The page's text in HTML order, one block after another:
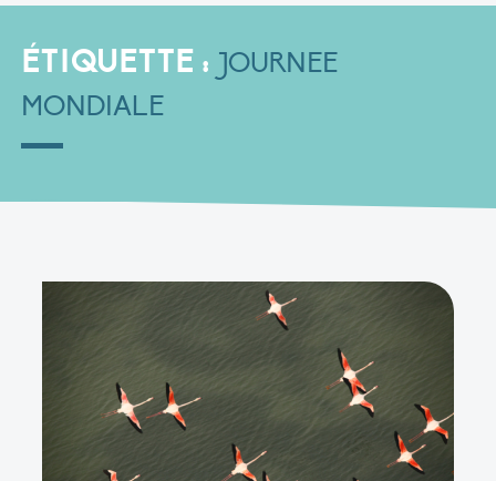
ÉTIQUETTE : JOURNEE
MONDIALE